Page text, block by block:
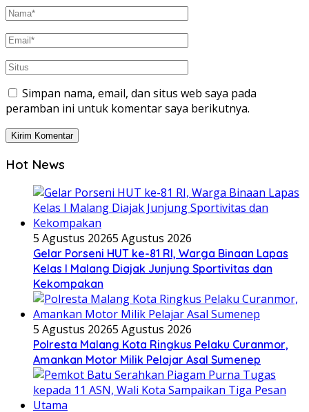
Simpan nama, email, dan situs web saya pada
peramban ini untuk komentar saya berikutnya.
Hot News
5 Agustus 20265 Agustus 2026
Gelar Porseni HUT ke-81 RI, Warga Binaan Lapas
Kelas I Malang Diajak Junjung Sportivitas dan
Kekompakan
5 Agustus 20265 Agustus 2026
Polresta Malang Kota Ringkus Pelaku Curanmor,
Amankan Motor Milik Pelajar Asal Sumenep